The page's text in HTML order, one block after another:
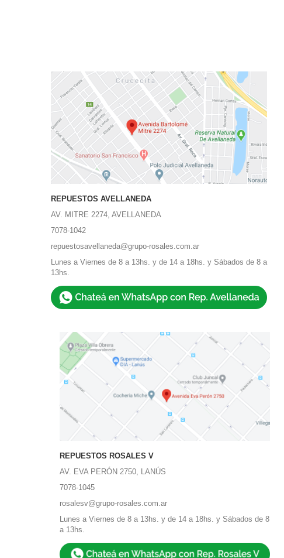
REPUESTOS AVELLANEDA
AV. MITRE 2274, AVELLANEDA
7078-1042
repuestosavellaneda@grupo-rosales.com.ar
Lunes a Viernes de 8 a 13hs. y de 14 a 18hs. y Sábados de 8 a
13hs.
REPUESTOS ROSALES V
AV. EVA PERÓN 2750, LANÚS
7078-1045
rosalesv@grupo-rosales.com.ar
Lunes a Viernes de 8 a 13hs. y de 14 a 18hs. y Sábados de 8
a 13hs.